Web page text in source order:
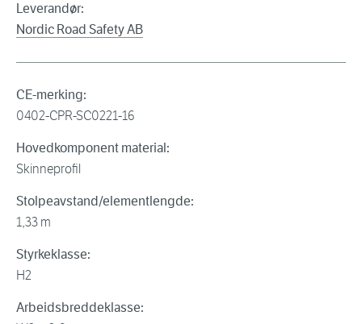
Leverandør:
Nordic Road Safety AB
CE-merking:
0402-CPR-SC0221-16
Hovedkomponent material:
Skinneprofil
Stolpeavstand/elementlengde:
1,33 m
Styrkeklasse:
H2
Arbeidsbreddeklasse: